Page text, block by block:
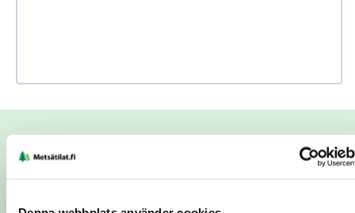
Use Ctrl + scroll to zoom the map
Use two fingers to move the map
Begäran om kontakt
Ämne *